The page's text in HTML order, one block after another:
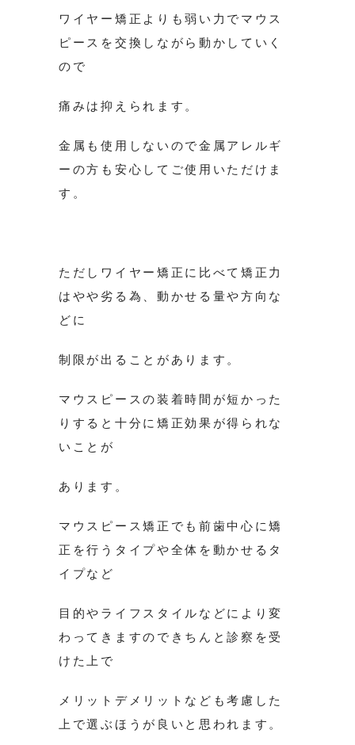
ワイヤー矯正よりも弱い力でマウス
ピースを交換しながら動かしていく
ので
痛みは抑えられます。
金属も使用しないので金属アレルギ
ーの方も安心してご使用いただけま
す。
ただしワイヤー矯正に比べて矯正力
はやや劣る為、動かせる量や方向な
どに
制限が出ることがあります。
マウスピースの装着時間が短かった
りすると十分に矯正効果が得られな
いことが
あります。
マウスピース矯正でも前歯中心に矯
正を行うタイプや全体を動かせるタ
イプなど
目的やライフスタイルなどにより変
わってきますのできちんと診察を受
けた上で
メリットデメリットなども考慮した
上で選ぶほうが良いと思われます。